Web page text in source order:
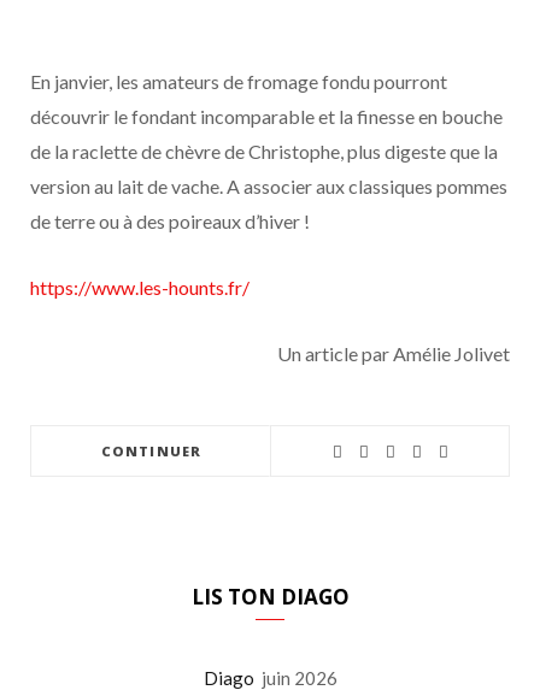
En janvier, les amateurs de fromage fondu pourront
découvrir le fondant incomparable et la finesse en bouche
de la raclette de chèvre de Christophe, plus digeste que la
version au lait de vache. A associer aux classiques pommes
de terre ou à des poireaux d’hiver !
https://www.les-hounts.fr/
Un article par Amélie Jolivet
CONTINUER
LIS TON DIAGO
Diago juin 2026